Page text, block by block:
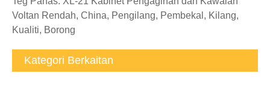
Voltan Rendah, China, Pengilang, Pembekal, Kilang,
Kualiti, Borong
Kategori Berkaitan